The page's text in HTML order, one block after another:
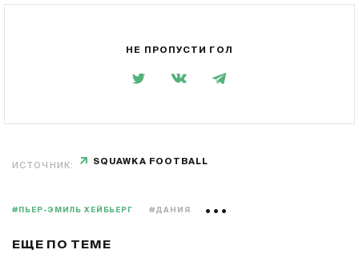
НЕ ПРОПУСТИ ГОЛ
ИСТОЧНИК: SQUAWKA FOOTBALL
#ПЬЕР-ЭМИЛЬ ХЕЙБЬЕРГ #ДАНИЯ
ЕЩЕ ПО ТЕМЕ